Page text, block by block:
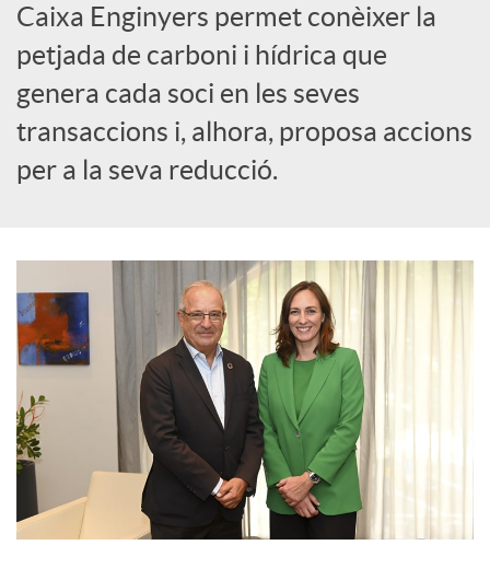
i
a
l
Caixa Enginyers permet conèixer la
petjada de carboni i hídrica que
genera cada soci en les seves
transaccions i, alhora, proposa accions
per a la seva reducció.